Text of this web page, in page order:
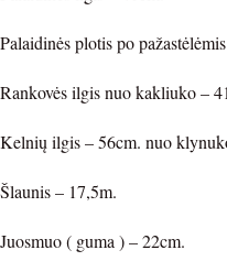
Palaidinės plotis po
Rankovės ilgis nuo kakliuko –
Kelnių ilgis – 56cm. nuo
Šlaunis – 17,5m.
Juosmuo ( guma ) – 22cm.